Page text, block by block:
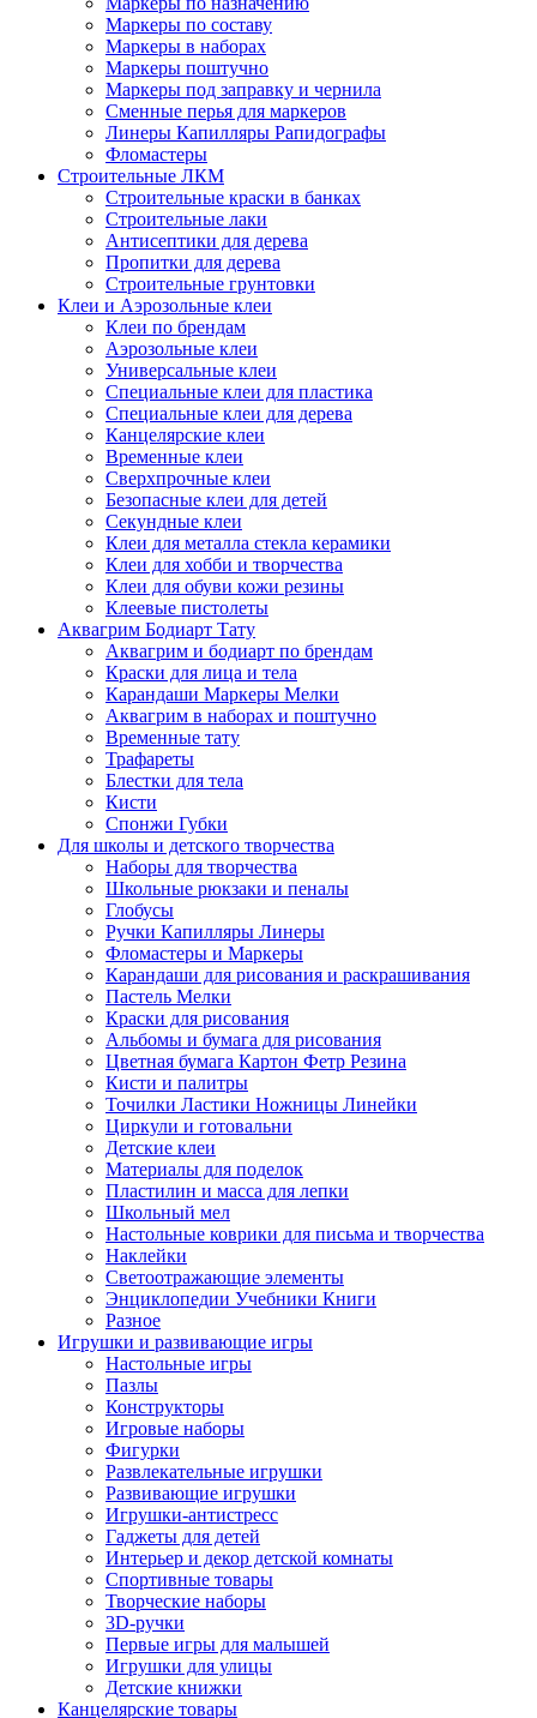
Маркеры по составу
Маркеры в наборах
Маркеры поштучно
Маркеры под заправку и чернила
Сменные перья для маркеров
Линеры Капилляры Рапидографы
Фломастеры
Строительные ЛКМ
Строительные краски в банках
Строительные лаки
Антисептики для дерева
Пропитки для дерева
Строительные грунтовки
Клеи и Аэрозольные клеи
Клеи по брендам
Аэрозольные клеи
Универсальные клеи
Специальные клеи для пластика
Специальные клеи для дерева
Канцелярские клеи
Временные клеи
Сверхпрочные клеи
Безопасные клеи для детей
Секундные клеи
Клеи для металла стекла керамики
Клеи для хобби и творчества
Клеи для обуви кожи резины
Клеевые пистолеты
Аквагрим Бодиарт Тату
Аквагрим и бодиарт по брендам
Краски для лица и тела
Карандаши Маркеры Мелки
Аквагрим в наборах и поштучно
Временные тату
Трафареты
Блестки для тела
Кисти
Спонжи Губки
Для школы и детского творчества
Наборы для творчества
Школьные рюкзаки и пеналы
Глобусы
Ручки Капилляры Линеры
Фломастеры и Маркеры
Карандаши для рисования и раскрашивания
Пастель Мелки
Краски для рисования
Альбомы и бумага для рисования
Цветная бумага Картон Фетр Резина
Кисти и палитры
Точилки Ластики Ножницы Линейки
Циркули и готовальни
Детские клеи
Материалы для поделок
Пластилин и масса для лепки
Школьный мел
Настольные коврики для письма и творчества
Наклейки
Светоотражающие элементы
Энциклопедии Учебники Книги
Разное
Игрушки и развивающие игры
Настольные игры
Пазлы
Конструкторы
Игровые наборы
Фигурки
Развлекательные игрушки
Развивающие игрушки
Игрушки-антистресс
Гаджеты для детей
Интерьер и декор детской комнаты
Спортивные товары
Творческие наборы
3D-ручки
Первые игры для малышей
Игрушки для улицы
Детские книжки
Канцелярские товары